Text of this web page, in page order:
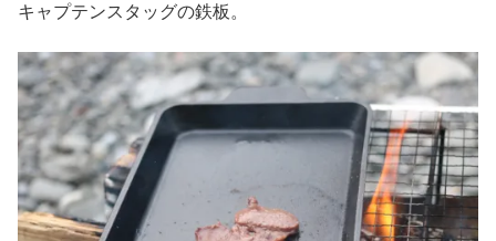
キャプテンスタッグの鉄板。